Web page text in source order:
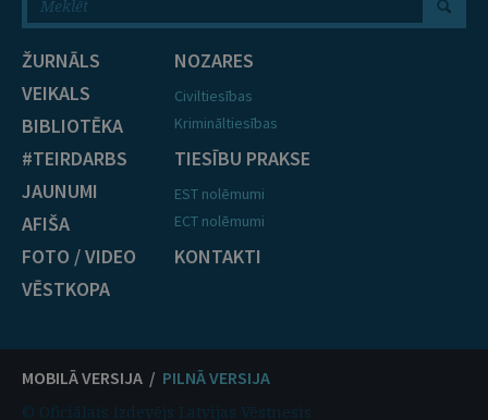
ŽURNĀLS
VEIKALS
BIBLIOTĒKA
#TEIRDARBS
JAUNUMI
AFIŠA
FOTO / VIDEO
VĒSTKOPA
NOZARES
Civiltiesības
Krimināltiesības
TIESĪBU PRAKSE
EST nolēmumi
ECT nolēmumi
KONTAKTI
MOBILĀ VERSIJA / PILNĀ VERSIJA
© Oficiālais izdevējs Latvijas Vēstnesis